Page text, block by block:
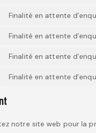
Finalité en attente
Finalité en attente
Finalité en attente
Finalité en attente
notre site web pour la